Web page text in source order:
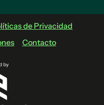
de Privacidad
Contacto